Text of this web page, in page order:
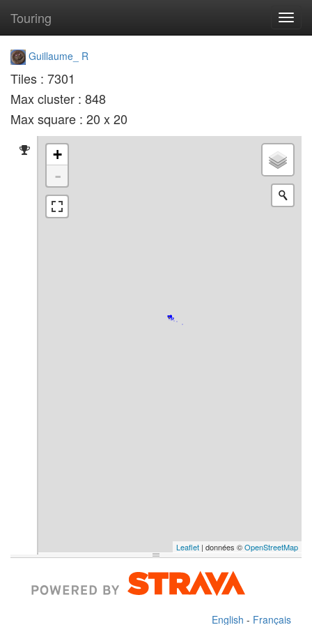
Touring
Guillaume_ R
Tiles : 7301
Max cluster : 848
Max square : 20 x 20
+
-
Leaflet | données ©OpenStreetMap
English - Français